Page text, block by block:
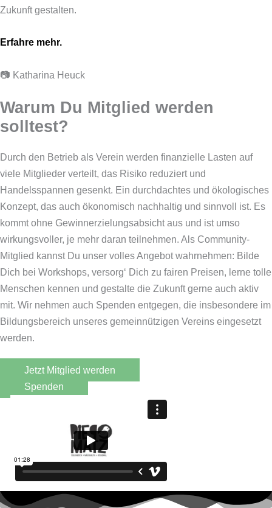
Zukunft gestalten.
Erfahre mehr.
📷 Katharina Heuck
Warum Du Mitglied werden
solltest?
Durch den Betrieb als Verein werden finanzielle Lasten auf
viele Mitglieder verteilt, das Risiko reduziert und
Handelsspannen gesenkt. Ein durchdachtes und ökologisches
Konzept, das auch ökonomisch nachhaltig und sinnvoll ist. Es
kommt ohne Gewinnerzielungsabsicht aus und ist umso
wirkungsvoller, je mehr daran teilnehmen. Als Community-
Mitglied kannst Du unser volles Angebot wahrnehmen: Bilde
Dich bei Workshops, versorg‘ Dich zu fairen Preisen, lerne tolle
Menschen kennen und gestalte die Zukunft gerne auch aktiv
mit. Wir nehmen auch Spenden entgegen, die insbesondere im
Bildungsbereich unseres gemeinnützigen Vereins eingesetzt
werden.
Jetzt Mitglied werden
Spenden